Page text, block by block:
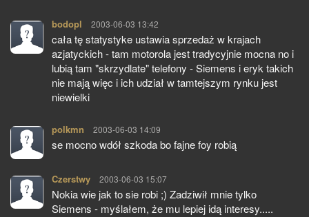
bodopl pisze:
2003-06-03 13:42
cała tę statystyke ustawia sprzedaż w krajach
azjatyckich - tam motorola jest tradycyjnie mocna no i
lubią tam "skrzydlate" telefony - Siemens i eryk takich
nie mają więc i ich udział w tamtejszym rynku jest
niewielki
polkmn pisze:
2003-06-03 14:09
se mocno wdół szkoda bo fajne foy robią
Czerstwy pisze:
2003-06-03 15:07
Nokia wie jak to sie robi ;) Zadziwił mnie tylko
Siemens - myślałem, że mu lepiej idą interesy.....